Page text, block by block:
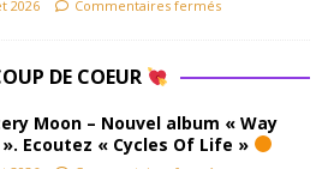
2026 Commentaires fermés
DE COEUR
Moon – Nouvel album « Way
Ecoutez « Cycles Of Life »